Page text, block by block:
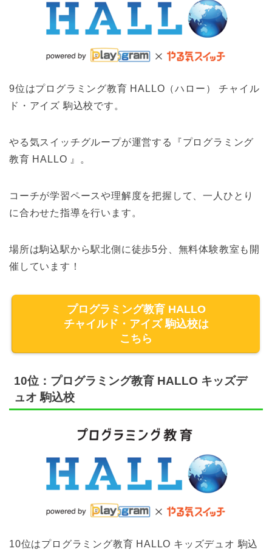
9位はプログラミング教育 HALLO（ハロー） チャイル
ド・アイズ 駒込校です。
やる気スイッチグループが運営する『プログラミング
教育 HALLO 』。
コーチが学習ペースや理解度を把握して、一人ひとり
に合わせた指導を行います。
場所は駒込駅から駅北側に徒歩5分、無料体験教室も開
催しています！
プログラミング教育 HALLO
チャイルド・アイズ 駒込校は
こちら
10位：プログラミング教育 HALLO キッズデ
ュオ 駒込校
10位はプログラミング教育 HALLO キッズデュオ 駒込